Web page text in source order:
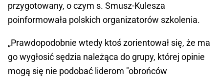
przygotowany, o czym s. Smusz-Kulesza
poinformowała polskich organizatorów szkolenia.
„Prawdopodobnie wtedy ktoś zorientował się, że ma
go wygłosić sędzia należąca do grupy, której opinie
mogą się nie podobać liderom "obrońców